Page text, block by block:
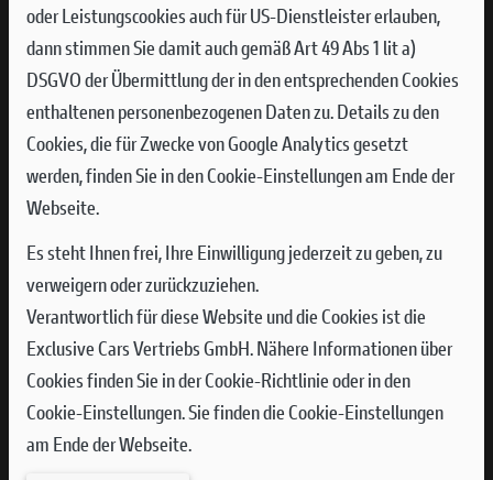
Services
Händler
Händler Offroad
DOC - Ducati Official Clubs
Eigenimport
COC - Typenscheinverlust
Betriebsanleitungen
Ersatzteilkataloge
Sicherheits- und Aktualisierungskampagnen
ECE Richtlinien
Rechtliches
oder Leistungscookies auch für US-Dienstleister erlauben,
dann stimmen Sie damit auch gemäß Art 49 Abs 1 lit a)
DSGVO der Übermittlung der in den entsprechenden Cookies
enthaltenen personenbezogenen Daten zu. Details zu den
Cookies, die für Zwecke von Google Analytics gesetzt
werden, finden Sie in den Cookie-Einstellungen am Ende der
Webseite.
Es steht Ihnen frei, Ihre Einwilligung jederzeit zu geben, zu
verweigern oder zurückzuziehen.
Verantwortlich für diese Website und die Cookies ist die
Exclusive Cars Vertriebs GmbH. Nähere Informationen über
Cookies finden Sie in der Cookie-Richtlinie oder in den
Cookie-Einstellungen. Sie finden die Cookie-Einstellungen
am Ende der Webseite.